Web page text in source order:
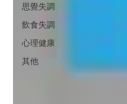
思覺失調
飲食失調
心理健康
其他